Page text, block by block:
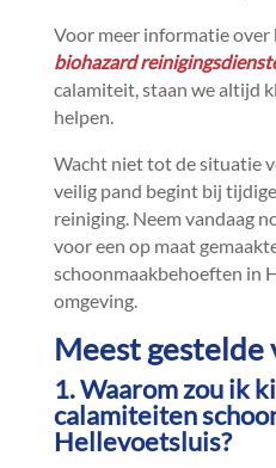
Voor meer informatie
biohazard
calamiteit, staan we altijd
helpen.​
Wacht niet tot de situatie
veilig pand begint bij
reiniging.​ Neem vandaag
voor een op maat
schoonmaakbehoeften in
omgeving.​
Meest gestelde
1.​ Waarom zou ik
calamiteiten
Hellevoetsluis?